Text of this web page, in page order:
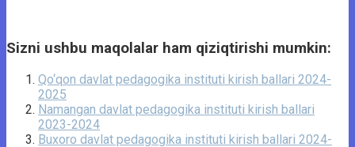
Sizni ushbu maqolalar ham qiziqtirishi mumkin:
Qo‘qon davlat pedagogika instituti kirish ballari 2024-
2025
Namangan davlat pedagogika instituti kirish ballari
2023-2024
Buxoro davlat pedagogika instituti kirish ballari 2024-